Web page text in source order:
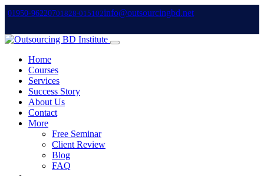
01950-96220701828-015102info@outsourcingbd.net
Home
Courses
Services
Success Story
About Us
Contact
More
Free Seminar
Client Review
Blog
FAQ